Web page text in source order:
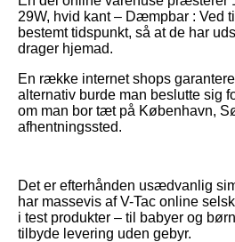
29W, hvid kant – Dæmpbar : Ved
bestemt tidspunkt, så at de har
drager hjemad.
En række internet shops
alternativ burde man beslutte sig
om man bor tæt på København,
afhentningssted.
Det er efterhånden usædvanlig
har massevis af V-Tac online
i test produkter – til babyer og
tilbyde levering uden gebyr.